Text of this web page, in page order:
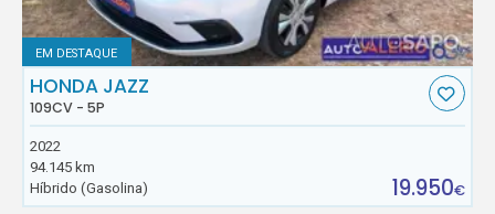
EM DESTAQUE
HONDA JAZZ
109CV - 5P
2022
94.145 km
Híbrido (Gasolina)
19.950€